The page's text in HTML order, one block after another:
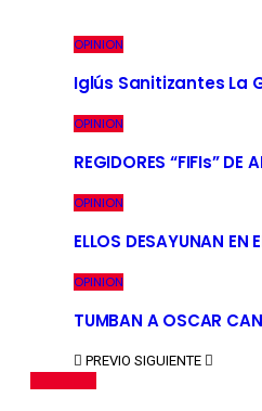
OPINION
Iglús Sanitizantes La
OPINION
REGIDORES “FIFIs”
OPINION
ELLOS DESAYUNAN EN
OPINION
TUMBAN A OSCAR
PREVIO SIGUIENTE